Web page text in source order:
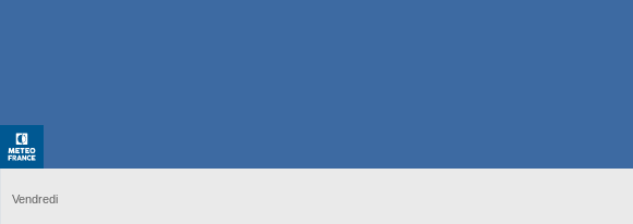
Vendredi